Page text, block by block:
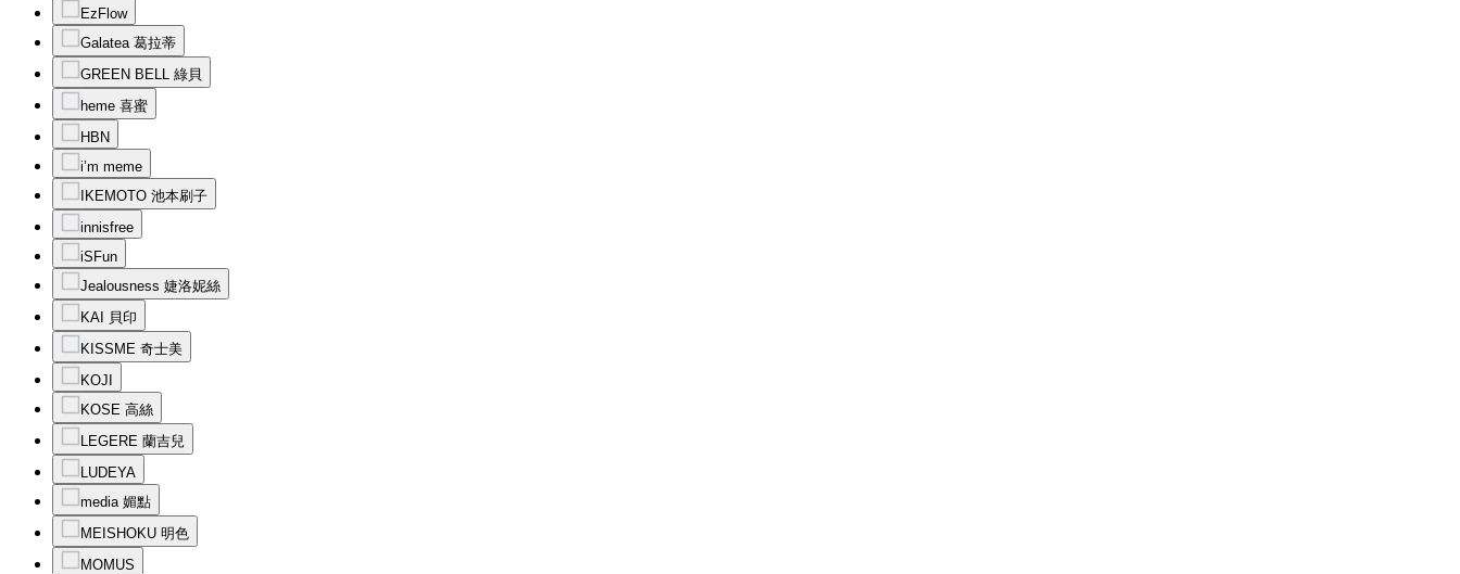
EzFlow
Galatea 葛拉蒂
GREEN BELL 綠貝
heme 喜蜜
HBN
i’m meme
IKEMOTO 池本刷子
innisfree
iSFun
Jealousness 婕洛妮絲
KAI 貝印
KISSME 奇士美
KOJI
KOSE 高絲
LEGERE 蘭吉兒
LUDEYA
media 媚點
MEISHOKU 明色
MOMUS